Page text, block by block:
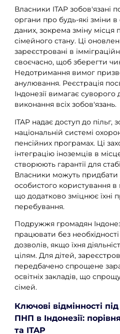
Власники ITAP зобов'язані
органи про будь-які зміни в
даних, зокрема зміну
сімейного стану. Ці
зареєстровані в
своєчасно, щоб зберегти
Недотримання вимог
анулювання. Реєстрація
Індонезії вимагає
виконання всіх зобов'язань.
ITAP надає доступ до пільг,
національній системі
пенсійних програмах. Ці
інтеграцію іноземців в
створюють гарантії для
Власники можуть придбати
особистого користування в
що додатково зміцнює їхні
перебування.
Подружжя громадян
працювати без
дозволів, якщо їхня
цілям. Для дітей,
передбачено спрощене
освітніх закладів, що
сімей.
Ключові відмінності
ПНП в Індонезії:
та ITAP